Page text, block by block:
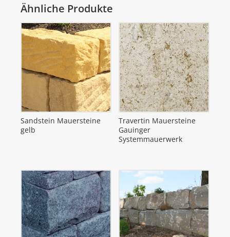
Ähnliche Produkte
Sandstein Mauersteine
gelb
Travertin Mauersteine
Gauinger
Systemmauerwerk